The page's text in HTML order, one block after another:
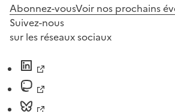
Abonnez-vousVoir nos prochains
Suivez-nous
sur les réseaux sociaux